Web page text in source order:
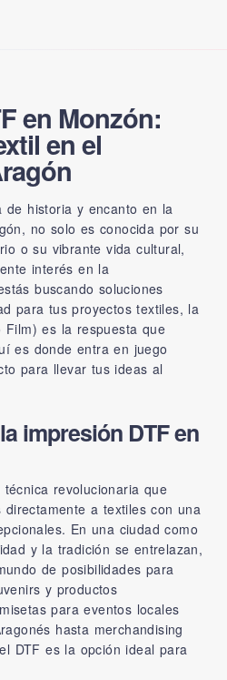
en Monzón:
en el
de historia y encanto en la
no solo es conocida por su
o su vibrante vida cultural,
interés en la
buscando soluciones
para tus proyectos textiles, la
Film) es la respuesta que
es donde entra en juego
para llevar tus ideas al
impresión DTF en
revolucionaria que
a textiles con una
En una ciudad como
y la tradición se entrelazan,
de posibilidades para
y productos
para eventos locales
hasta merchandising
DTF es la opción ideal para